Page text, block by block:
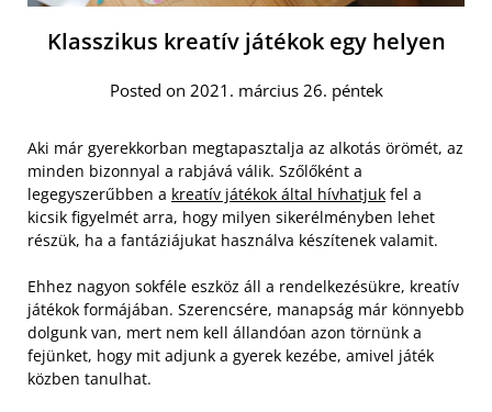
Klasszikus kreatív játékok egy helyen
Posted on 2021. március 26. péntek
Aki már gyerekkorban megtapasztalja az alkotás örömét, az
minden bizonnyal a rabjává válik. Szőlőként a
legegyszerűbben a kreatív játékok által hívhatjuk fel a
kicsik figyelmét arra, hogy milyen sikerélményben lehet
részük, ha a fantáziájukat használva készítenek valamit.
Ehhez nagyon sokféle eszköz áll a rendelkezésükre, kreatív
játékok formájában. Szerencsére, manapság már könnyebb
dolgunk van, mert nem kell állandóan azon törnünk a
fejünket, hogy mit adjunk a gyerek kezébe, amivel játék
közben tanulhat.